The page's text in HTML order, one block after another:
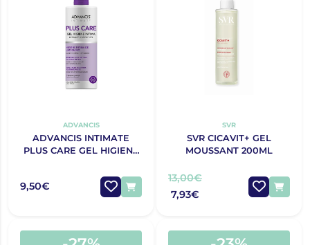
ADVANCIS
ADVANCIS INTIMATE
PLUS CARE GEL HIGIENE
9,50€
SVR
SVR CICAVIT+ GEL
MOUSSANT 200ML
13,00€
7,93€